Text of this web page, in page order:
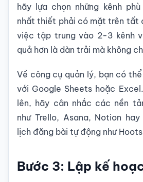
hãy lựa chọn những kênh
nhất thiết phải có mặt trên tất
việc tập trung vào 2-3 kênh
quả hơn là dàn trải mà không
Về công cụ quản lý, bạn có
với Google Sheets hoặc
lên, hãy cân nhắc các nền
như Trello, Asana, Notion
lịch đăng bài tự động như
Bước 3: Lập kế